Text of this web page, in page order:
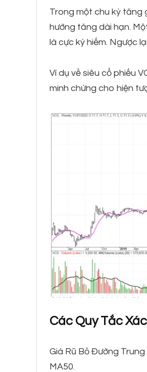
Trong một chu kỳ tăng
hướng tăng dài hạn.
là cực kỳ hiếm. Ngược
Ví dụ về siêu cổ phiếu
minh chứng cho hiện
Các Quy Tắc
Giá Rũ Bỏ Đường
MA50.